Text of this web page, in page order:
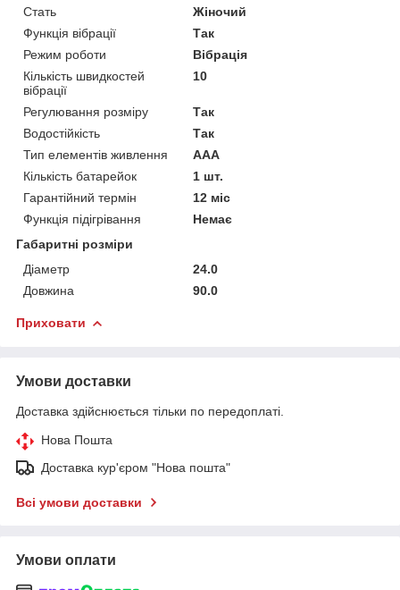
Стать
Жіночий
Функція вібрації
Так
Режим роботи
Вібрація
Кількість швидкостей
вібрації
10
Регулювання розміру
Так
Водостійкість
Так
Тип елементів живлення
AAA
Кількість батарейок
1 шт.
Гарантійний термін
12 міс
Функція підігрівання
Немає
Габаритні розміри
Діаметр
24.0
Довжина
90.0
Приховати
Умови доставки
Доставка здійснюється тільки по передоплаті.
Нова Пошта
Доставка кур'єром "Нова пошта"
Всі умови доставки
Умови оплати